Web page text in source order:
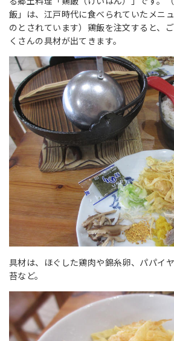
飯」は、江戸時代に食べられていたメニ
のとされています）鶏飯を注文すると、
くさんの具材が出てきます。
具材は、ほぐした鶏肉や錦糸卵、パパイ
苔など。